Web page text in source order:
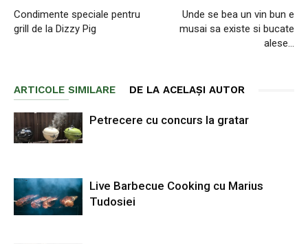
Condimente speciale pentru
grill de la Dizzy Pig
Unde se bea un vin bun e
musai sa existe si bucate
alese…
ARTICOLE SIMILARE DE LA ACELAȘI AUTOR
Petrecere cu concurs la gratar
Live Barbecue Cooking cu Marius
Tudosiei